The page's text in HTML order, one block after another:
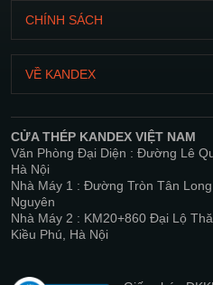
CHÍNH SÁCH
CN:
07:00
Chính
sách
bảo
mật
Điều
và
VỀ KANDEX
Sản
phẩm
Dự
án
tức
CỬA THÉP KANDEX VIỆT NAM
Văn Phòng Đại Diện : Đường Lê
Hà Nội
Nhà Máy 1 : Đường Tròn Tân
Nguyên
Nhà Máy 2 : KM20+860 Đại Lộ
Kiều Phú, Hà Nội